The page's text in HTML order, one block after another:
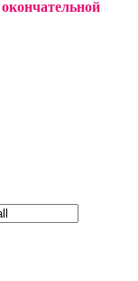
окончательной